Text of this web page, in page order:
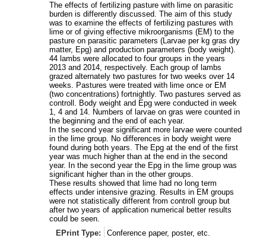
The effects of fertilizing pasture with lime on parasitic
burden is differently discussed. The aim of this study
was to examine the effects of fertilizing pastures with
lime or of giving effective mikroorganisms (EM) to the
pasture on parasitic parameters (Larvae per kg gras dry
matter, Epg) and production parameters (body weight).
44 lambs were allocated to four groups in the years
2013 and 2014, respectively. Each group of lambs
grazed alternately two pastures for two weeks over 14
weeks. Pastures were treated with lime once or EM
(two concentrations) fortnightly. Two pastures served as
controll. Body weight and Epg were conducted in week
1, 4 and 14. Numbers of larvae on gras were counted in
the beginning and the end of each year.
In the second year significant more larvae were counted
in the lime group. No differences in body weight were
found during both years. The Epg at the end of the first
year was much higher than at the end in the second
year. In the second year the Epg in the lime group was
significant higher than in the other groups.
These results showed that lime had no long term
effects under intensive grazing. Results in EM groups
were not statistically different from controll group but
after two years of application numerical better results
could be seen.
EPrint Type:
Conference paper, poster, etc.